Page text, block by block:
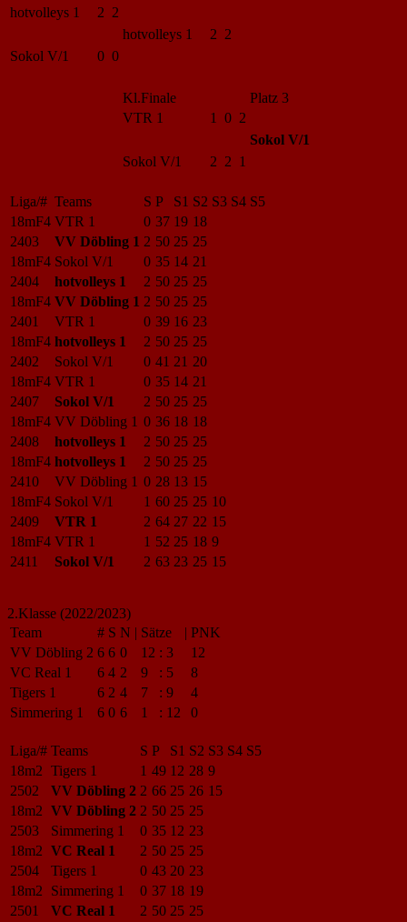
hotvolleys 1
2 2
hotvolleys 1
2 2
Sokol V/1
0 0
Kl.Finale
Platz 3
VTR 1
1 0 2
Sokol V/1
Sokol V/1
2 2 1
Liga/# Teams S P S1 S2 S3 S4 S5
18mF4 VTR 1 0 37 19 18
2403
VV Döbling 1 2 50 25 25
18mF4 Sokol V/1 0 35 14 21
2404
hotvolleys 1 2 50 25 25
18mF4 VV Döbling 1 2 50 25 25
2401
VTR 1 0 39 16 23
18mF4 hotvolleys 1 2 50 25 25
2402
Sokol V/1 0 41 21 20
18mF4 VTR 1 0 35 14 21
2407
Sokol V/1 2 50 25 25
18mF4 VV Döbling 1 0 36 18 18
2408
hotvolleys 1 2 50 25 25
18mF4 hotvolleys 1 2 50 25 25
2410
VV Döbling 1 0 28 13 15
18mF4 Sokol V/1 1 60 25 25 10
2409
VTR 1 2 64 27 22 15
18mF4 VTR 1 1 52 25 18 9
2411
Sokol V/1 2 63 23 25 15
2.Klasse (2022/2023)
Team
# S N | Sätze | PNK
VV Döbling 2 6 6 0 12 : 3
12
VC Real 1
6 4 2 9 : 5
8
Tigers 1
6 2 4 7 : 9
4
Simmering 1
6 0 6 1 : 12 0
Liga/# Teams S P S1 S2 S3 S4 S5
18m2 Tigers 1 1 49 12 28 9
2502
VV Döbling 2 2 66 25 26 15
18m2 VV Döbling 2 2 50 25 25
2503
Simmering 1 0 35 12 23
18m2 VC Real 1 2 50 25 25
2504
Tigers 1 0 43 20 23
18m2
Simmering 1 0 37 18 19
2501
VC Real 1 2 50 25 25